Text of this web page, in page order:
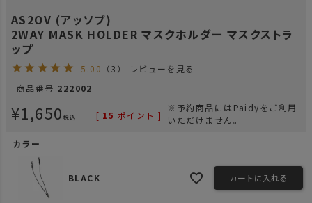
AS2OV (アッソブ)
2WAY MASK HOLDER マスクホルダー マスクストラ
ップ
5.00 （3）
レビューを見る
商品番号 222002
¥1,650 税込 [ 15 ポイント ]
※予約商品にはPaidyをご利用
いただけません。
カラー
BLACK カートに入れる